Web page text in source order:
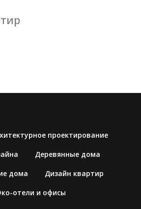
проектирование
Деревянные дома
дома Дизайн квартир
отели и офисы